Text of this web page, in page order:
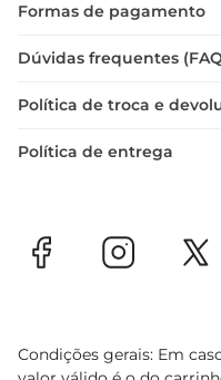
Formas de pagamento
Dúvidas frequentes
Política de troca e
Política de entrega
Condições gerais: Em